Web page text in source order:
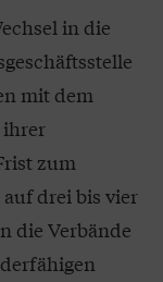
in die
mit dem
ihrer
zum
drei bis vier
die Verbände